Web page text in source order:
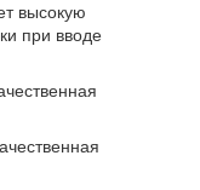
высокую
при вводе